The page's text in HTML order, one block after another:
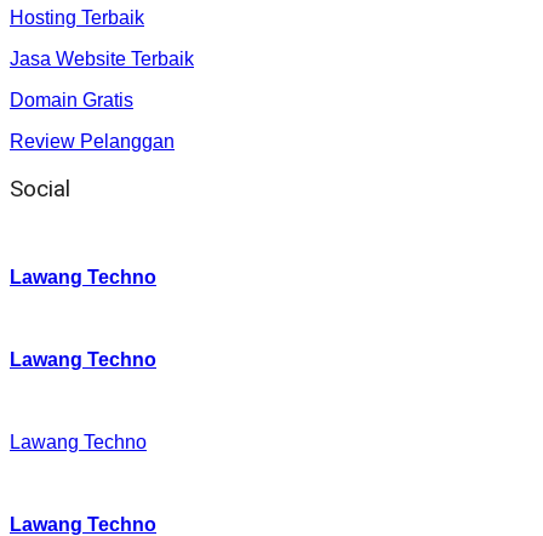
Hosting Terbaik
Jasa Website Terbaik
Domain Gratis
Review Pelanggan
Social
Lawang Techno
Lawang Techno
Lawang Techno
Lawang Techno